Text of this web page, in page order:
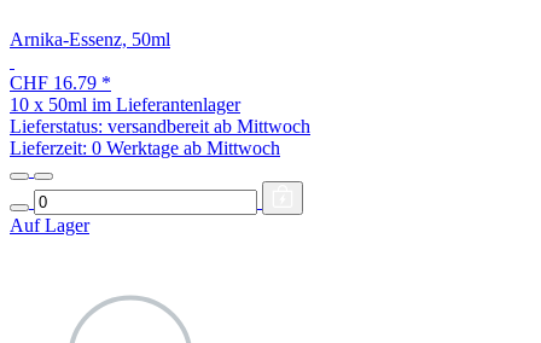
Arnika-Essenz, 50ml
CHF 16.79 *
10 x 50ml im Lieferantenlager
Lieferstatus: versandbereit ab Mittwoch
Lieferzeit: 0 Werktage ab Mittwoch
Auf Lager